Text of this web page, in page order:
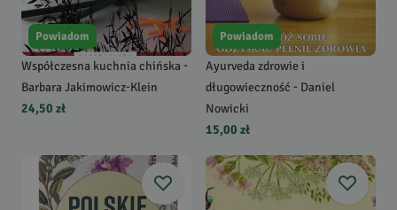
Powiadom
Współczesna kuchnia chińska -
Barbara Jakimowicz-Klein
24,50 zł
Powiadom
Ayurveda zdrowie i
długowieczność - Daniel
Nowicki
15,00 zł